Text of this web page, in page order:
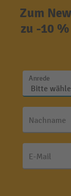
Zum
zu -10
Anrede
Nachname
E-Mail